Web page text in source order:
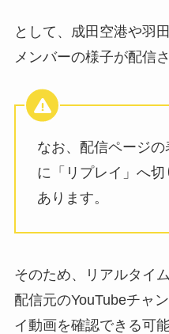
として、成田空港や羽
メンバーの様子が配信
なお、配信ページ
に「リプレイ」へ
あります。
そのため、リアルタイ
配信元のYouTubeチャ
イ動画を確認できる可